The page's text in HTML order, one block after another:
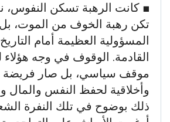
​■ كانت الرهبة تسكن النفوس،
تكن رهبة الخوف من الموت،
المسؤولية العظيمة أمام
القادمة. الوقوف في وجه
موقف سياسي، بل صار فريضة
وأخلاقية لحفظ النفس والمال
ذلك بوضوح في تلك النفرة